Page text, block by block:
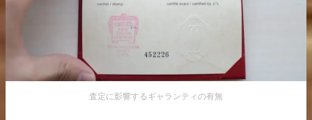
査定に影響するギャランティの有無